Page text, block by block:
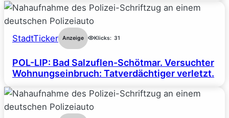
StadtTicker Anzeige Klicks: 31
POL-LIP: Bad Salzuflen-Schötmar. Versuchter
Wohnungseinbruch: Tatverdächtiger verletzt.